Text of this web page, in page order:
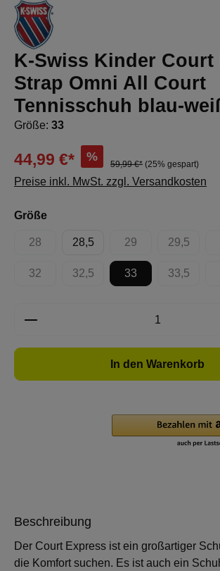
K-Swiss Kinder Court
Strap Omni All Court
Tennisschuh blau-
Größe: 33
44,99 €* %
59,99 €* (25% gespart)
Preise inkl. MwSt. zzgl. Versandkosten
Größeauswählen
28
(Diese Option ist zurzeit nicht verfügbar.)
28,5 29
(Diese Option ist
29,5
(Diese
32
(Diese Option ist zurzeit nicht verfügbar.)
32,5
(Diese Option ist zurzeit nicht
33 33,5
(Diese
Produkt Anzahl: Gib den
In den Warenkorb
Beschreibung
Der Court Express ist ein großartiger
die Komfort suchen. Es ist auch ein